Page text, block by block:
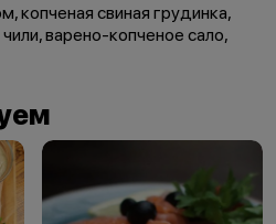
копченая свиная грудинка,
варено-копченое сало,